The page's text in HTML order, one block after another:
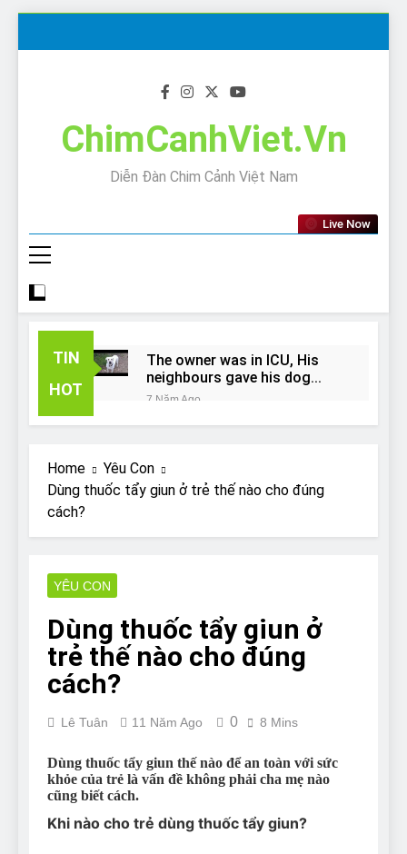
ChimCanhViet.Vn
Diễn Đàn Chim Cảnh Việt Nam
Live Now
TIN
HOT
The owner was in ICU, His
neighbours gave his dog
away!
7 Năm Ago
Why Do Bulldogs Snore?
And How to Minimize It!
7 Năm Ago
The Ultimate Guide to What
Bulldogs Can (and can’t) Eat
and How to Treat It
Can Bulldogs Run Long
Distances?
Can Bulldogs Play Fetch?
Home
Yêu Con
Dùng thuốc tẩy giun ở trẻ thế nào cho đúng
cách?
YÊU CON
Dùng thuốc tẩy giun ở
trẻ thế nào cho đúng
cách?
Lê Tuân 11 Năm Ago 0 8 Mins
Dùng thuốc tẩy giun thế nào để an toàn với sức
khỏe của trẻ là vấn đề không phải cha mẹ nào
cũng biết cách.
Khi nào cho trẻ dùng thuốc tẩy giun?